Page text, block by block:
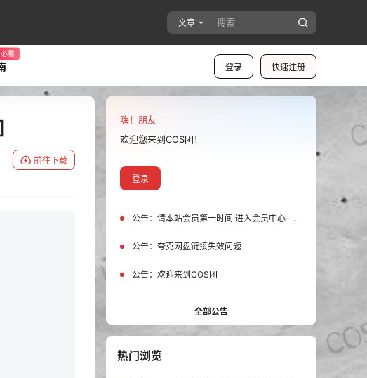
文章
登录 快速注册
必看
前往下载
嗨！朋友
欢迎您来到COS团！
登录
公告： 请本站会员第一时间 进入会员中心-我的设置中为您的账号绑定邮箱!
公告： 夸克网盘链接失效问题
公告： 欢迎来到COS团
全部公告
热门浏览